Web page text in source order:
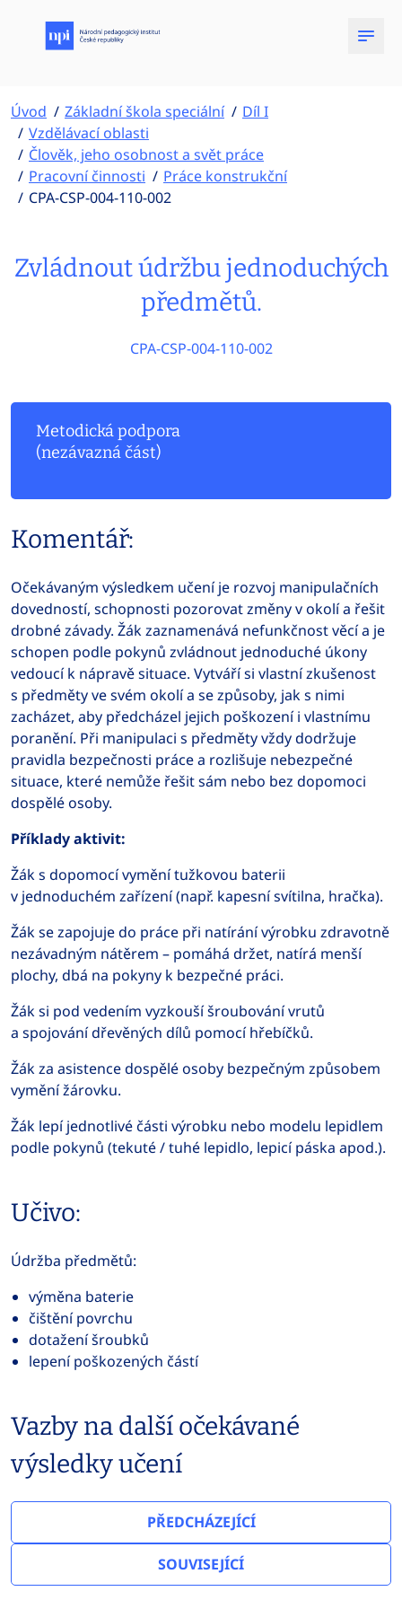
Úvod Základní škola speciální
Díl I
Vzdělávací oblasti
Člověk, jeho osobnost a svět práce
Pracovní činnosti
Práce konstrukční
CPA-CSP-004-110-002
Zvládnout údržbu jednoduchých
předmětů.
CPA-CSP-004-110-002
Metodická podpora
(nezávazná část)
Komentář:
Očekávaným výsledkem učení je rozvoj manipulačních
dovedností, schopnosti pozorovat změny v okolí a řešit
drobné závady. Žák zaznamenává nefunkčnost věcí a je
schopen podle pokynů zvládnout jednoduché úkony
vedoucí k nápravě situace. Vytváří si vlastní zkušenost
s předměty ve svém okolí a se způsoby, jak s nimi
zacházet, aby předcházel jejich poškození i vlastnímu
poranění. Při manipulaci s předměty vždy dodržuje
pravidla bezpečnosti práce a rozlišuje nebezpečné
situace, které nemůže řešit sám nebo bez dopomoci
dospělé osoby.
Příklady aktivit:
Žák s dopomocí vymění tužkovou baterii
v jednoduchém zařízení (např. kapesní svítilna, hračka).
Žák se zapojuje do práce při natírání výrobku zdravotně
nezávadným nátěrem – pomáhá držet, natírá menší
plochy, dbá na pokyny k bezpečné práci.
Žák si pod vedením vyzkouší šroubování vrutů
a spojování dřevěných dílů pomocí hřebíčků.
Žák za asistence dospělé osoby bezpečným způsobem
vymění žárovku.
Žák lepí jednotlivé části výrobku nebo modelu lepidlem
podle pokynů (tekuté / tuhé lepidlo, lepicí páska apod.).
Učivo:
Údržba předmětů:
výměna baterie
čištění povrchu
dotažení šroubků
lepení poškozených částí
Vazby na další očekávané
výsledky učení
PŘEDCHÁZEJÍCÍ
SOUVISEJÍCÍ